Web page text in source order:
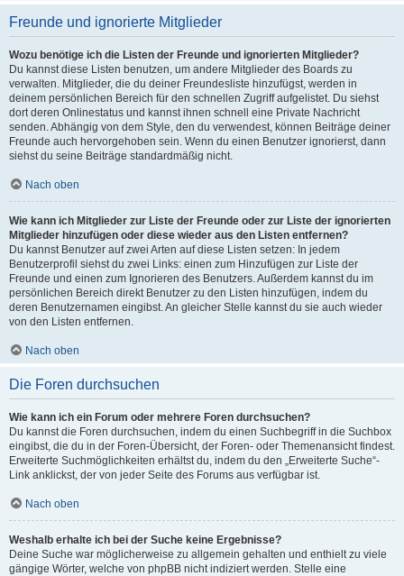
Freunde und ignorierte Mitglieder
Wozu benötige ich die Listen der Freunde und ignorierten Mitglieder?
Du kannst diese Listen benutzen, um andere Mitglieder des Boards zu
verwalten. Mitglieder, die du deiner Freundesliste hinzufügst, werden in
deinem persönlichen Bereich für den schnellen Zugriff aufgelistet. Du siehst
dort deren Onlinestatus und kannst ihnen schnell eine Private Nachricht
senden. Abhängig von dem Style, den du verwendest, können Beiträge deiner
Freunde auch hervorgehoben sein. Wenn du einen Benutzer ignorierst, dann
siehst du seine Beiträge standardmäßig nicht.
Nach oben
Wie kann ich Mitglieder zur Liste der Freunde oder zur Liste der ignorierten
Mitglieder hinzufügen oder diese wieder aus den Listen entfernen?
Du kannst Benutzer auf zwei Arten auf diese Listen setzen: In jedem
Benutzerprofil siehst du zwei Links: einen zum Hinzufügen zur Liste der
Freunde und einen zum Ignorieren des Benutzers. Außerdem kannst du im
persönlichen Bereich direkt Benutzer zu den Listen hinzufügen, indem du
deren Benutzernamen eingibst. An gleicher Stelle kannst du sie auch wieder
von den Listen entfernen.
Nach oben
Die Foren durchsuchen
Wie kann ich ein Forum oder mehrere Foren durchsuchen?
Du kannst die Foren durchsuchen, indem du einen Suchbegriff in die Suchbox
eingibst, die du in der Foren-Übersicht, der Foren- oder Themenansicht findest.
Erweiterte Suchmöglichkeiten erhältst du, indem du den „Erweiterte Suche“-
Link anklickst, der von jeder Seite des Forums aus verfügbar ist.
Nach oben
Weshalb erhalte ich bei der Suche keine Ergebnisse?
Deine Suche war möglicherweise zu allgemein gehalten und enthielt zu viele
gängige Wörter, welche von phpBB nicht indiziert werden. Stelle eine